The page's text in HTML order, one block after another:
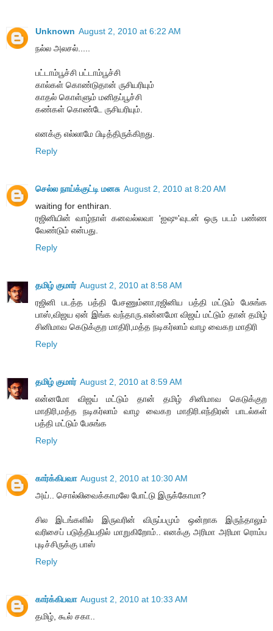
Unknown August 2, 2010 at 6:22 AM
நல்ல அலசல்.....
பட்டாம்பூச்சி பட்டாம்பூச்சி
கால்கள் கொண்டுதான் ருசியரியும்
காதல் கொள்ளும் மனிதப்பூச்சி
கண்கள் கொண்டே ருசியரியும்.
எனக்கு எல்லாமே பிடித்திருக்கிறது.
Reply
செல்ல நாய்க்குட்டி மனசு August 2, 2010 at 8:20 AM
waiting for enthiran.
ரஜினியின் வாழ்நாள் கனவல்லவா 'ஐஷு'வுடன் ஒரு படம் பண்ண
வேண்டும் என்பது.
Reply
தமிழ் குமார் August 2, 2010 at 8:58 AM
ரஜினி படத்த பத்தி பேசணும்னா,ரஜினிய பத்தி மட்டும் பேசுங்க
பாஸ்,விஜய ஏன் இங்க வந்தாரு.என்னமோ விஜய் மட்டும் தான் தமிழ்
சினிமாவ கெடுக்குற மாதிரி,மத்த நடிகர்லாம் வாழ வைகற மாதிரி
Reply
தமிழ் குமார் August 2, 2010 at 8:59 AM
என்னமோ விஜய் மட்டும் தான் தமிழ் சினிமாவ கெடுக்குற
மாதிரி,மத்த நடிகர்லாம் வாழ வைகற மாதிரி.எந்திரன் பாடல்கள்
பத்தி மட்டும் பேசுங்க
Reply
கார்க்கிபவா August 2, 2010 at 10:30 AM
அய்.. சொல்லிவைக்காமலே போட்டு இருக்கோமா?
சில இடங்களில் இருவரின் விருப்பமும் ஒன்றாக இருந்தாலும்
வரிசைப் படுத்தியதில் மாறுகிறோம்.. எனக்கு அரிமா அரிமா ரொம்ப
புடிச்சிருக்கு பாஸ்
Reply
கார்க்கிபவா August 2, 2010 at 10:33 AM
தமிழ், கூல் சகா..